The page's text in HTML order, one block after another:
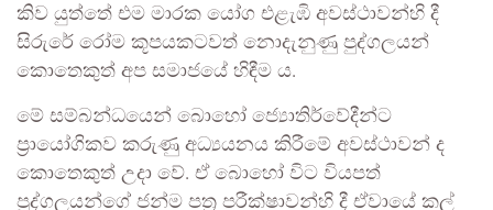
කිව යුත්තේ එම මාරක යෝග එළැඹි අවස්ථාවන්හි දී
සිරුරේ රෝම කූපයකටවත් නොදැනුණු පුද්ගලයන්
කොතෙකුත් අප සමාජයේ හිඳීම ය.
මේ සම්බන්ධයෙන් බොහෝ ජ්‍යොතිර්වේදීන්ට
ප්‍රායෝගිකව කරුණු අධ්‍යයනය කිරීමේ අවස්ථාවන් ද
කොතෙකුත් උදා වේ. ඒ බොහෝ විට වියපත්
පුද්ගලයන්ගේ ජන්ම පත්‍ර පරීක්ෂාවන්හි දී ඒවායේ කල්